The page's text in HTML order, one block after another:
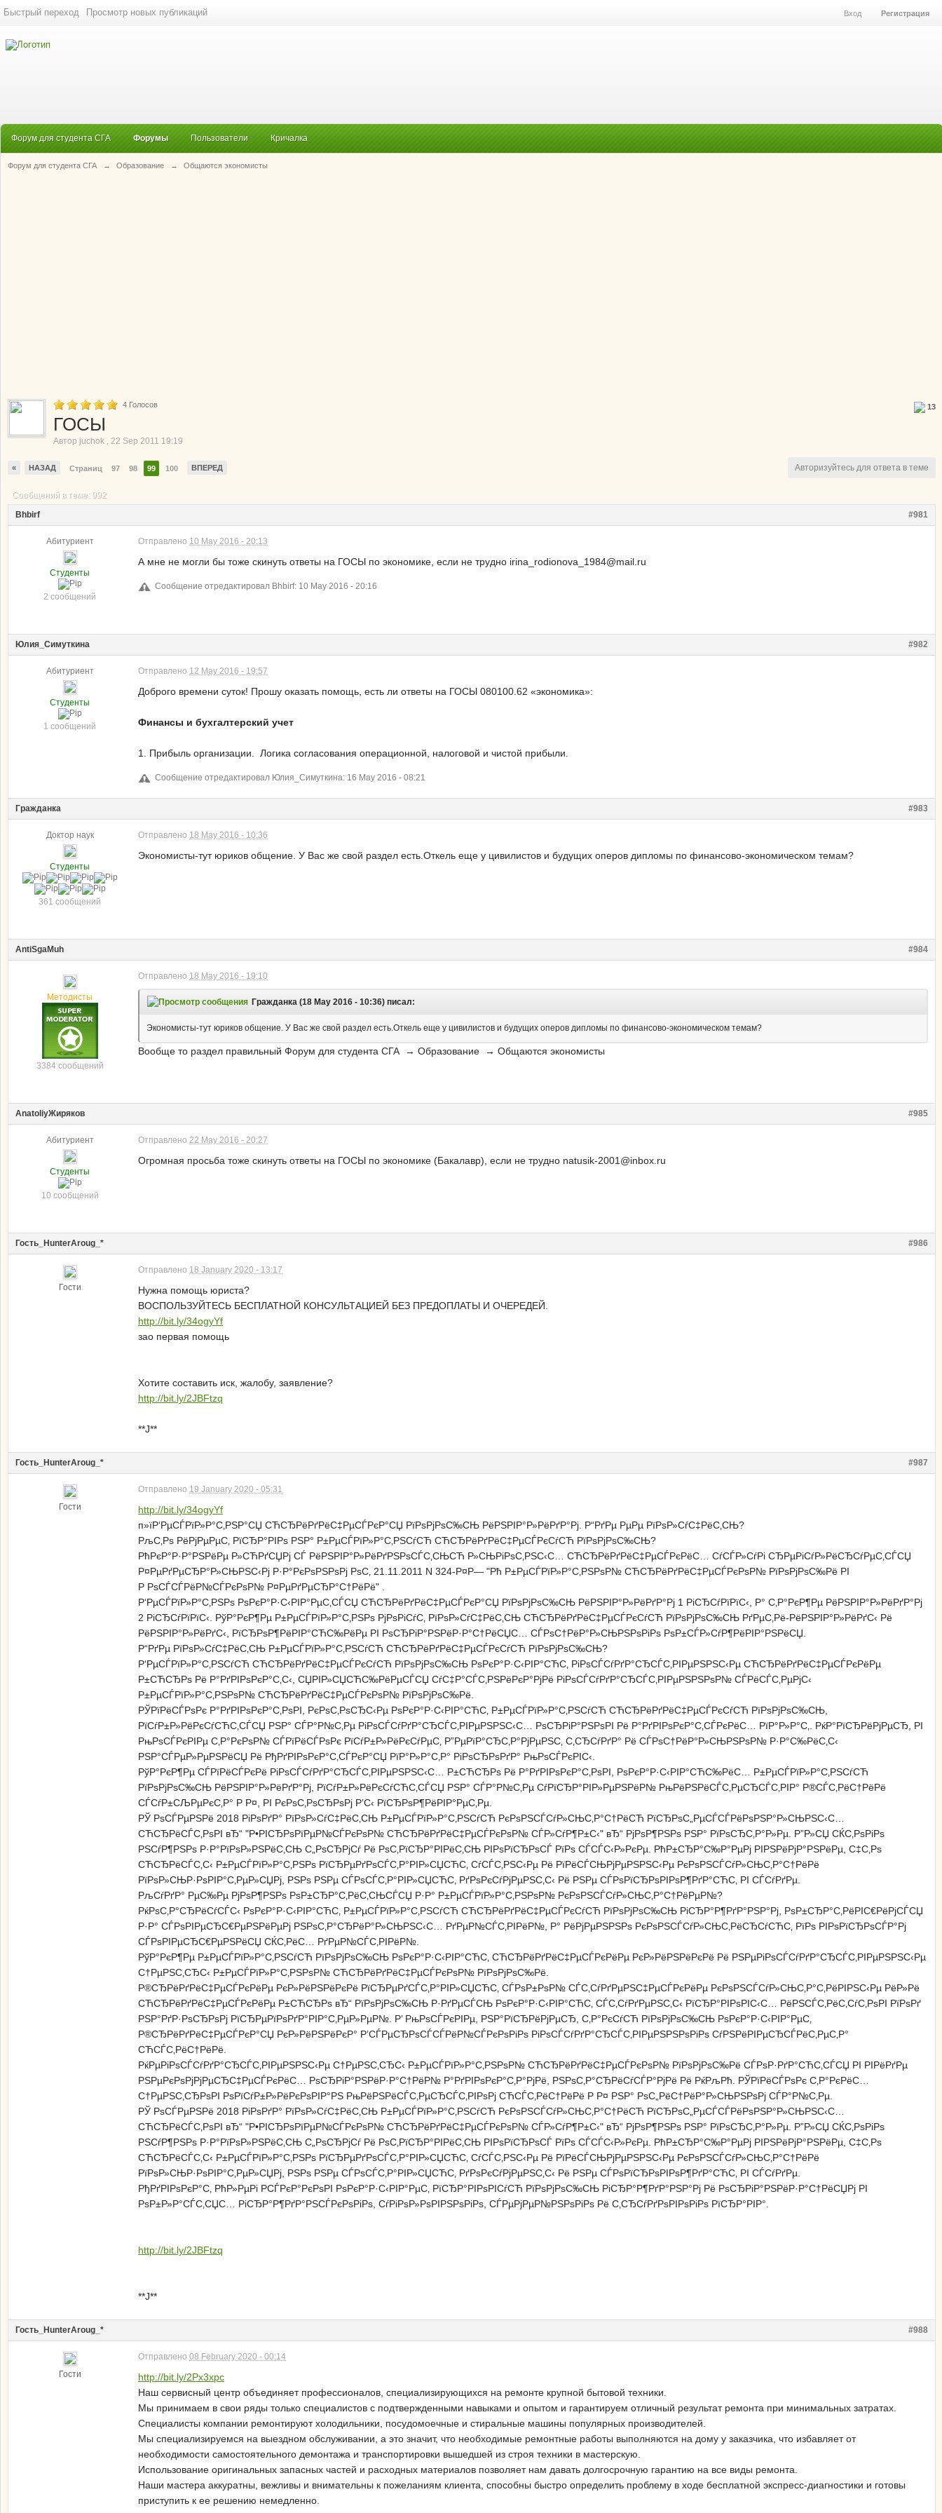
Быстрый переход Просмотр новых публикаций Вход Регистрация
Форум для студента СГА Форумы Пользователи Кричалка
Форум для студента СГА → Образование → Общаются экономисты
13
4 Голосов
ГОСЫ
Автор juchok , 22 Sep 2011 19:19
« НАЗАД Страниц 97 98 99 100 ВПЕРЕД Авторизуйтесь для ответа в теме
Сообщений в теме: 992
#981
Bhbirf
Абитуриент
Студенты
2 сообщений
Отправлено 10 May 2016 - 20:13
А мне не могли бы тоже скинуть ответы на ГОСЫ по экономике, если не трудно irina_rodionova_1984@mail.ru
Сообщение отредактировал Bhbirf: 10 May 2016 - 20:16
#982
Юлия_Симуткина
Абитуриент
Студенты
1 сообщений
Отправлено 12 May 2016 - 19:57
Доброго времени суток! Прошу оказать помощь, есть ли ответы на ГОСЫ 080100.62 «экономика»:
Финансы и бухгалтерский учет
1. Прибыль организации. Логика согласования операционной, налоговой и чистой прибыли.
Сообщение отредактировал Юлия_Симуткина: 16 May 2016 - 08:21
#983
Гражданка
Доктор наук
Студенты
361 сообщений
Отправлено 18 May 2016 - 10:36
Экономисты-тут юриков общение. У Вас же свой раздел есть.Откель еще у цивилистов и будущих оперов дипломы по финансово-экономическом темам?
#984
AntiSgaMuh
Методисты
3384 сообщений
Отправлено 18 May 2016 - 19:10
Гражданка (18 May 2016 - 10:36) писал:
Экономисты-тут юриков общение. У Вас же свой раздел есть.Откель еще у цивилистов и будущих оперов дипломы по финансово-экономическом темам?
Вообще то раздел правильный Форум для студента СГА → Образование → Общаются экономисты
#985
AnatoliyЖиряков
Абитуриент
Студенты
10 сообщений
Отправлено 22 May 2016 - 20:27
Огромная просьба тоже скинуть ответы на ГОСЫ по экономике (Бакалавр), если не трудно natusik-2001@inbox.ru
#986
Гость_HunterAroug_*
Гости
Отправлено 18 January 2020 - 13:17
Нужна помощь юриста?
ВОСПОЛЬЗУЙТЕСЬ БЕСПЛАТНОЙ КОНСУЛЬТАЦИЕЙ БЕЗ ПРЕДОПЛАТЫ И ОЧЕРЕДЕЙ.
http://bit.ly/34ogyYf
зао первая помощь
Хотите составить иск, жалобу, заявление?
http://bit.ly/2JBFtzq
**J**
#987
Гость_HunterAroug_*
Гости
Отправлено 19 January 2020 - 05:31
http://bit.ly/34ogyYf
п»їР‘РµСЃРїР»Р°С‚РЅР°СЏ СЋСЂРёРґРёС‡РµСЃРєР°СЏ РїРѕРјРѕС‰СЊ РёРЅРІР°Р»РёРґР°Рј. Р“РґРµ РµРµ РїРѕР»СѓС‡РёС‚СЊ?
РљС‚Рѕ РёРјРµРµС‚ РїСЂР°РІРѕ РЅР° Р±РµСЃРїР»Р°С‚РЅСѓСЋ СЋСЂРёРґРёС‡РµСЃРєСѓСЋ РїРѕРјРѕС‰СЊ?
РћРєР°Р·Р°РЅРёРµ Р»СЋРґСЏРј СЃ РёРЅРІР°Р»РёРґРЅРѕСЃС‚СЊСЋ Р»СЊРіРѕС‚РЅС‹С… СЋСЂРёРґРёС‡РµСЃРєРёС… СѓСЃР»СѓРі СЂРµРіСѓР»РёСЂСѓРµС‚СЃСЏ
Р¤РµРґРµСЂР°Р»СЊРЅС‹Рј Р·Р°РєРѕРЅРѕРј РѕС‚ 21.11.2011 N 324-Р¤Р— "Рћ Р±РµСЃРїР»Р°С‚РЅРѕР№ СЋСЂРёРґРёС‡РµСЃРєРѕР№ РїРѕРјРѕС‰Рё РІ
Р РѕСЃСЃРёР№СЃРєРѕР№ Р¤РµРґРµСЂР°С†РёРё" .
Р‘РµСЃРїР»Р°С‚РЅРѕ РѕРєР°Р·С‹РІР°РµС‚СЃСЏ СЋСЂРёРґРёС‡РµСЃРєР°СЏ РїРѕРјРѕС‰СЊ РёРЅРІР°Р»РёРґР°Рј 1 РіСЂСѓРїРїС‹, Р° С‚Р°РєР¶Рµ РёРЅРІР°Р»РёРґР°Рј
2 РіСЂСѓРїРїС‹. РўР°РєР¶Рµ Р±РµСЃРїР»Р°С‚РЅРѕ РјРѕРіСѓС‚ РїРѕР»СѓС‡РёС‚СЊ СЋСЂРёРґРёС‡РµСЃРєСѓСЋ РїРѕРјРѕС‰СЊ РґРµС‚Рё-РёРЅРІР°Р»РёРґС‹ Рё
РёРЅРІР°Р»РёРґС‹, РїСЂРѕР¶РёРІР°СЋС‰РёРµ РІ РѕСЂРіР°РЅРёР·Р°С†РёСЏС… СЃРѕС†РёР°Р»СЊРЅРѕРіРѕ РѕР±СЃР»СѓР¶РёРІР°РЅРёСЏ.
Р“РґРµ РїРѕР»СѓС‡РёС‚СЊ Р±РµСЃРїР»Р°С‚РЅСѓСЋ СЋСЂРёРґРёС‡РµСЃРєСѓСЋ РїРѕРјРѕС‰СЊ?
Р‘РµСЃРїР»Р°С‚РЅСѓСЋ СЋСЂРёРґРёС‡РµСЃРєСѓСЋ РїРѕРјРѕС‰СЊ РѕРєР°Р·С‹РІР°СЋС‚ РіРѕСЃСѓРґР°СЂСЃС‚РІРµРЅРЅС‹Рµ СЋСЂРёРґРёС‡РµСЃРєРёРµ
Р±СЋСЂРѕ Рё Р°РґРІРѕРєР°С‚С‹, СЏРІР»СЏСЋС‰РёРµСЃСЏ СѓС‡Р°СЃС‚РЅРёРєР°РјРё РіРѕСЃСѓРґР°СЂСЃС‚РІРµРЅРЅРѕР№ СЃРёСЃС‚РµРјС‹
Р±РµСЃРїР»Р°С‚РЅРѕР№ СЋСЂРёРґРёС‡РµСЃРєРѕР№ РїРѕРјРѕС‰Рё.
РЎРїРёСЃРѕРє Р°РґРІРѕРєР°С‚РѕРІ, РєРѕС‚РѕСЂС‹Рµ РѕРєР°Р·С‹РІР°СЋС‚ Р±РµСЃРїР»Р°С‚РЅСѓСЋ СЋСЂРёРґРёС‡РµСЃРєСѓСЋ РїРѕРјРѕС‰СЊ,
РїСѓР±Р»РёРєСѓСЋС‚СЃСЏ РЅР° СЃР°Р№С‚Рµ РіРѕСЃСѓРґР°СЂСЃС‚РІРµРЅРЅС‹С… РѕСЂРіР°РЅРѕРІ Рё Р°РґРІРѕРєР°С‚СЃРєРёС… РїР°Р»Р°С‚. РќР°РїСЂРёРјРµСЂ, РІ
РњРѕСЃРєРІРµ С‚Р°РєРѕР№ СЃРїРёСЃРѕРє РїСѓР±Р»РёРєСѓРµС‚ Р”РµРїР°СЂС‚Р°РјРµРЅС‚ С‚СЂСѓРґР° Рё СЃРѕС†РёР°Р»СЊРЅРѕР№ Р·Р°С‰РёС‚С‹
РЅР°СЃРµР»РµРЅРёСЏ Рё РђРґРІРѕРєР°С‚СЃРєР°СЏ РїР°Р»Р°С‚Р° РіРѕСЂРѕРґР° РњРѕСЃРєРІС‹.
РўР°РєР¶Рµ СЃРїРёСЃРєРё РіРѕСЃСѓРґР°СЂСЃС‚РІРµРЅРЅС‹С… Р±СЋСЂРѕ Рё Р°РґРІРѕРєР°С‚РѕРІ, РѕРєР°Р·С‹РІР°СЋС‰РёС… Р±РµСЃРїР»Р°С‚РЅСѓСЋ
РїРѕРјРѕС‰СЊ РёРЅРІР°Р»РёРґР°Рј, РїСѓР±Р»РёРєСѓСЋС‚СЃСЏ РЅР° СЃР°Р№С‚Рµ СѓРїСЂР°РІР»РµРЅРёР№ РњРёРЅРёСЃС‚РµСЂСЃС‚РІР° Р®СЃС‚РёС†РёРё
СЃСѓР±СЉРµРєС‚Р° Р Р¤, РІ РєРѕС‚РѕСЂРѕРј Р’С‹ РїСЂРѕР¶РёРІР°РµС‚Рµ.
РЎ РѕСЃРµРЅРё 2018 РіРѕРґР° РїРѕР»СѓС‡РёС‚СЊ Р±РµСЃРїР»Р°С‚РЅСѓСЋ РєРѕРЅСЃСѓР»СЊС‚Р°С†РёСЋ РїСЂРѕС„РµСЃСЃРёРѕРЅР°Р»СЊРЅС‹С…
СЋСЂРёСЃС‚РѕРІ вЂ“ "Р•РІСЂРѕРїРµР№СЃРєРѕР№ СЋСЂРёРґРёС‡РµСЃРєРѕР№ СЃР»СѓР¶Р±С‹" вЂ“ РјРѕР¶РЅРѕ РЅР° РїРѕСЂС‚Р°Р»Рµ. Р”Р»СЏ СЌС‚РѕРіРѕ
РЅСѓР¶РЅРѕ Р·Р°РїРѕР»РЅРёС‚СЊ С„РѕСЂРјСѓ Рё РѕС‚РїСЂР°РІРёС‚СЊ РІРѕРїСЂРѕСЃ РїРѕ СЃСЃС‹Р»РєРµ. РћР±СЂР°С‰Р°РµРј РІРЅРёРјР°РЅРёРµ, С‡С‚Рѕ
СЋСЂРёСЃС‚С‹ Р±РµСЃРїР»Р°С‚РЅРѕ РїСЂРµРґРѕСЃС‚Р°РІР»СЏСЋС‚ СѓСЃС‚РЅС‹Рµ Рё РїРёСЃСЊРјРµРЅРЅС‹Рµ РєРѕРЅСЃСѓР»СЊС‚Р°С†РёРё
РїРѕР»СЊР·РѕРІР°С‚РµР»СЏРј, РЅРѕ РЅРµ СЃРѕСЃС‚Р°РІР»СЏСЋС‚ РґРѕРєСѓРјРµРЅС‚С‹ Рё РЅРµ СЃРѕРїСЂРѕРІРѕР¶РґР°СЋС‚ РІ СЃСѓРґРµ.
РљСѓРґР° РµС‰Рµ РјРѕР¶РЅРѕ РѕР±СЂР°С‚РёС‚СЊСЃСЏ Р·Р° Р±РµСЃРїР»Р°С‚РЅРѕР№ РєРѕРЅСЃСѓР»СЊС‚Р°С†РёРµР№?
РќРѕС‚Р°СЂРёСѓСЃС‹ РѕРєР°Р·С‹РІР°СЋС‚ Р±РµСЃРїР»Р°С‚РЅСѓСЋ СЋСЂРёРґРёС‡РµСЃРєСѓСЋ РїРѕРјРѕС‰СЊ РіСЂР°Р¶РґР°РЅР°Рј, РѕР±СЂР°С‚РёРІС€РёРјСЃСЏ
Р·Р° СЃРѕРІРµСЂС€РµРЅРёРµРј РЅРѕС‚Р°СЂРёР°Р»СЊРЅС‹С… РґРµР№СЃС‚РІРёР№, Р° РёРјРµРЅРЅРѕ РєРѕРЅСЃСѓР»СЊС‚РёСЂСѓСЋС‚ РїРѕ РІРѕРїСЂРѕСЃР°Рј
СЃРѕРІРµСЂС€РµРЅРёСЏ СЌС‚РёС… РґРµР№СЃС‚РІРёР№.
РўР°РєР¶Рµ Р±РµСЃРїР»Р°С‚РЅСѓСЋ РїРѕРјРѕС‰СЊ РѕРєР°Р·С‹РІР°СЋС‚ СЋСЂРёРґРёС‡РµСЃРєРёРµ РєР»РёРЅРёРєРё Рё РЅРµРіРѕСЃСѓРґР°СЂСЃС‚РІРµРЅРЅС‹Рµ
С†РµРЅС‚СЂС‹ Р±РµСЃРїР»Р°С‚РЅРѕР№ СЋСЂРёРґРёС‡РµСЃРєРѕР№ РїРѕРјРѕС‰Рё.
Р®СЂРёРґРёС‡РµСЃРєРёРµ РєР»РёРЅРёРєРё РїСЂРµРґСЃС‚Р°РІР»СЏСЋС‚ СЃРѕР±РѕР№ СЃС‚СѓРґРµРЅС‡РµСЃРєРёРµ РєРѕРЅСЃСѓР»СЊС‚Р°С‚РёРІРЅС‹Рµ РёР»Рё
СЋСЂРёРґРёС‡РµСЃРєРёРµ Р±СЋСЂРѕ вЂ“ РїРѕРјРѕС‰СЊ Р·РґРµСЃСЊ РѕРєР°Р·С‹РІР°СЋС‚ СЃС‚СѓРґРµРЅС‚С‹ РїСЂР°РІРѕРІС‹С… РёРЅСЃС‚РёС‚СѓС‚РѕРІ РїРѕРґ
РЅР°РґР·РѕСЂРѕРј РїСЂРµРїРѕРґР°РІР°С‚РµР»РµР№. Р’ РњРѕСЃРєРІРµ, РЅР°РїСЂРёРјРµСЂ, С‚Р°РєСѓСЋ РїРѕРјРѕС‰СЊ РѕРєР°Р·С‹РІР°РµС‚
Р®СЂРёРґРёС‡РµСЃРєР°СЏ РєР»РёРЅРёРєР° Р’СЃРµСЂРѕСЃСЃРёР№СЃРєРѕРіРѕ РіРѕСЃСѓРґР°СЂСЃС‚РІРµРЅРЅРѕРіРѕ СѓРЅРёРІРµСЂСЃРёС‚РµС‚Р°
СЋСЃС‚РёС†РёРё.
РќРµРіРѕСЃСѓРґР°СЂСЃС‚РІРµРЅРЅС‹Рµ С†РµРЅС‚СЂС‹ Р±РµСЃРїР»Р°С‚РЅРѕР№ СЋСЂРёРґРёС‡РµСЃРєРѕР№ РїРѕРјРѕС‰Рё СЃРѕР·РґР°СЋС‚СЃСЏ РІ РІРёРґРµ
РЅРµРєРѕРјРјРµСЂС‡РµСЃРєРёС… РѕСЂРіР°РЅРёР·Р°С†РёР№ Р°РґРІРѕРєР°С‚Р°РјРё, РЅРѕС‚Р°СЂРёСѓСЃР°РјРё Рё РќРљРћ. РЎРїРёСЃРѕРє С‚Р°РєРёС…
С†РµРЅС‚СЂРѕРІ РѕРїСѓР±Р»РёРєРѕРІР°РЅ РњРёРЅРёСЃС‚РµСЂСЃС‚РІРѕРј СЋСЃС‚РёС†РёРё Р Р¤ РЅР° РѕС„РёС†РёР°Р»СЊРЅРѕРј СЃР°Р№С‚Рµ.
РЎ РѕСЃРµРЅРё 2018 РіРѕРґР° РїРѕР»СѓС‡РёС‚СЊ Р±РµСЃРїР»Р°С‚РЅСѓСЋ РєРѕРЅСЃСѓР»СЊС‚Р°С†РёСЋ РїСЂРѕС„РµСЃСЃРёРѕРЅР°Р»СЊРЅС‹С…
СЋСЂРёСЃС‚РѕРІ вЂ“ "Р•РІСЂРѕРїРµР№СЃРєРѕР№ СЋСЂРёРґРёС‡РµСЃРєРѕР№ СЃР»СѓР¶Р±С‹" вЂ“ РјРѕР¶РЅРѕ РЅР° РїРѕСЂС‚Р°Р»Рµ. Р”Р»СЏ СЌС‚РѕРіРѕ
РЅСѓР¶РЅРѕ Р·Р°РїРѕР»РЅРёС‚СЊ С„РѕСЂРјСѓ Рё РѕС‚РїСЂР°РІРёС‚СЊ РІРѕРїСЂРѕСЃ РїРѕ СЃСЃС‹Р»РєРµ. РћР±СЂР°С‰Р°РµРј РІРЅРёРјР°РЅРёРµ, С‡С‚Рѕ
СЋСЂРёСЃС‚С‹ Р±РµСЃРїР»Р°С‚РЅРѕ РїСЂРµРґРѕСЃС‚Р°РІР»СЏСЋС‚ СѓСЃС‚РЅС‹Рµ Рё РїРёСЃСЊРјРµРЅРЅС‹Рµ РєРѕРЅСЃСѓР»СЊС‚Р°С†РёРё
РїРѕР»СЊР·РѕРІР°С‚РµР»СЏРј, РЅРѕ РЅРµ СЃРѕСЃС‚Р°РІР»СЏСЋС‚ РґРѕРєСѓРјРµРЅС‚С‹ Рё РЅРµ СЃРѕРїСЂРѕРІРѕР¶РґР°СЋС‚ РІ СЃСѓРґРµ.
РђРґРІРѕРєР°С‚ РћР»РµРі РСЃРєР°РєРѕРІ РѕРєР°Р·С‹РІР°РµС‚ РїСЂР°РІРѕРІСѓСЋ РїРѕРјРѕС‰СЊ РіСЂР°Р¶РґР°РЅР°Рј Рё РѕСЂРіР°РЅРёР·Р°С†РёСЏРј РІ
РѕР±Р»Р°СЃС‚СЏС… РіСЂР°Р¶РґР°РЅСЃРєРѕРіРѕ, СѓРіРѕР»РѕРІРЅРѕРіРѕ, СЃРµРјРµР№РЅРѕРіРѕ Рё С‚СЂСѓРґРѕРІРѕРіРѕ РїСЂР°РІР°.
http://bit.ly/2JBFtzq
**J**
#988
Гость_HunterAroug_*
Гости
Отправлено 08 February 2020 - 00:14
http://bit.ly/2Px3xpc
Наш сервисный центр объединяет профессионалов, специализирующихся на ремонте крупной бытовой техники.
Мы принимаем в свои ряды только специалистов с подтвержденными навыками и опытом и гарантируем отличный результат ремонта при минимальных затратах.
Специалисты компании ремонтируют холодильники, посудомоечные и стиральные машины популярных производителей.
Мы специализируемся на выездном обслуживании, а это значит, что необходимые ремонтные работы выполняются на дому у заказчика, что избавляет от
необходимости самостоятельного демонтажа и транспортировки вышедшей из строя техники в мастерскую.
Использование оригинальных запасных частей и расходных материалов позволяет нам давать долгосрочную гарантию на все виды ремонта.
Наши мастера аккуратны, вежливы и внимательны к пожеланиям клиента, способны быстро определить проблему в ходе бесплатной экспресс-диагностики и готовы
приступить к ее решению немедленно.